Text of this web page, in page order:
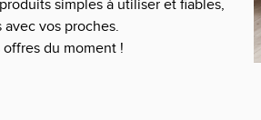
simples à utiliser et fiables,
vos proches.
offres du moment !